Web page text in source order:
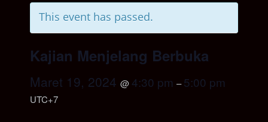
This event has passed.
Kajian Menjelang Berbuka
Maret 19, 2024 @ 4:30 pm –5:00 pm
UTC+7